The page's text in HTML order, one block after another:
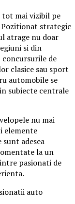
mai vizibil pe
strategic
atrage nu doar
si din
de
clasice sau sport
automobile se
subiecte centrale
nu mai
elemente
adesea
la un
pasionati de
auto